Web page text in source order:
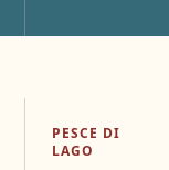
PESCE DI
LAGO